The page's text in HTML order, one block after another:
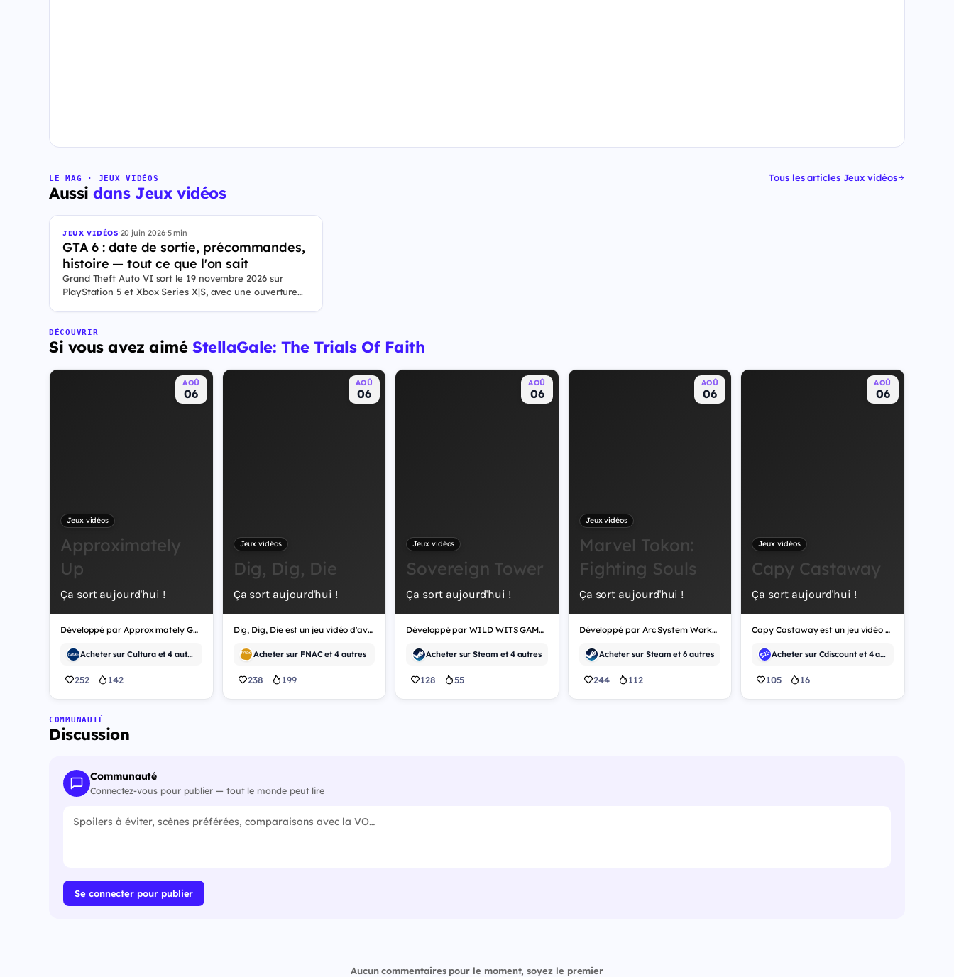
LE MAG · JEUX VIDÉOS
Aussidans Jeux vidéos
Tous les articles Jeux vidéos
JEUX VIDÉOS·20 juin 2026·5 min
GTA 6 : date de sortie, précommandes,
histoire — tout ce que l'on sait
Grand Theft Auto VI sort le 19 novembre 2026 sur
PlayStation 5 et Xbox Series X|S, avec une ouverture
City. Il met en scène pour la première fois un duo de
protagonistes jouables, Jason et Lucia, cette dernière
DÉCOUVRIR
Si vous avez aiméStellaGale: The Trials Of Faith
AOÛ
06
Jeux vidéos
Approximately
Up
Ça sort aujourd'hui !
Développé par Approximately Games, Approximately Up est un jeu vidéo de simulation.
Acheter sur Cultura et 4 autres
252 142
AOÛ
06
Jeux vidéos
Dig, Dig, Die
Ça sort aujourd'hui !
Dig, Dig, Die est un jeu vidéo d'aventure, développé par Alice Games.
Acheter sur FNAC et 4 autres
238 199
AOÛ
06
Jeux vidéos
Sovereign Tower
Ça sort aujourd'hui !
Développé par WILD WITS GAMES, Sovereign Tower est un jeu vidéo de rôle.
Acheter sur Steam et 4 autres
128 55
AOÛ
06
Jeux vidéos
Marvel Tokon:
Fighting Souls
Ça sort aujourd'hui !
Développé par Arc System Works, Marvel Tokon: Fighting Souls est un jeu vidéo de combat.
Acheter sur Steam et 6 autres
244 112
AOÛ
06
Jeux vidéos
Capy Castaway
Ça sort aujourd'hui !
Capy Castaway est un jeu vidéo d'aventure, développé par Kitten Cup Studio.
Acheter sur Cdiscount et 4 autres
105 16
COMMUNAUTÉ
Discussion
Communauté
Connectez-vous pour publier — tout le monde peut lire
Se connecter pour publier
Aucun commentaires pour le moment, soyez le premier